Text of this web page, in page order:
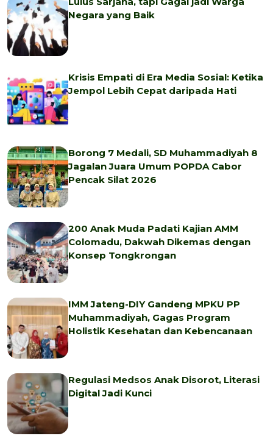
Negara yang Baik
Krisis Empati di Era Media Sosial: Ketika
Jempol Lebih Cepat daripada Hati
Borong 7 Medali, SD Muhammadiyah 8
Jagalan Juara Umum POPDA Cabor
Pencak Silat 2026
200 Anak Muda Padati Kajian AMM
Colomadu, Dakwah Dikemas dengan
Konsep Tongkrongan
IMM Jateng-DIY Gandeng MPKU PP
Muhammadiyah, Gagas Program
Holistik Kesehatan dan Kebencanaan
Regulasi Medsos Anak Disorot, Literasi
Digital Jadi Kunci